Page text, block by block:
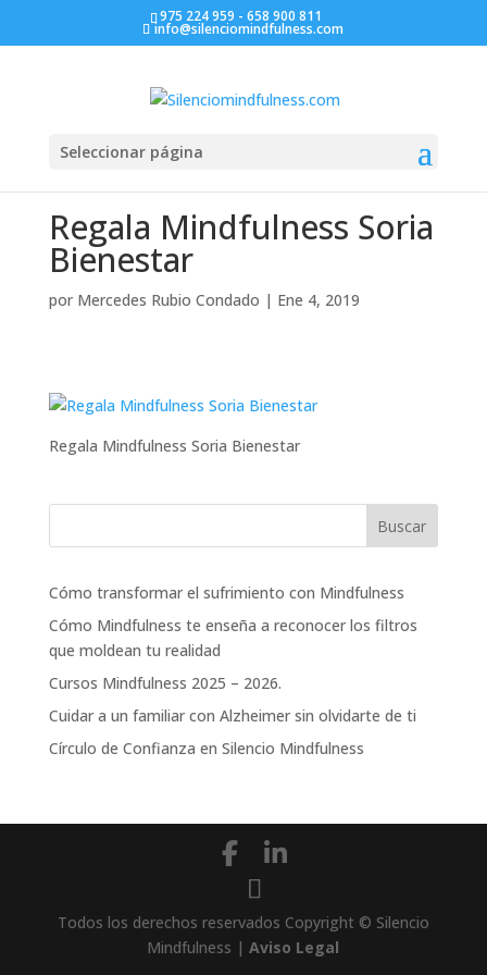
975 224 959 - 658 900 811
info@silenciomindfulness.com
Seleccionar página
Regala Mindfulness Soria
Bienestar
por Mercedes Rubio Condado | Ene 4, 2019
Regala Mindfulness Soria Bienestar
Cómo transformar el sufrimiento con Mindfulness
Cómo Mindfulness te enseña a reconocer los filtros
que moldean tu realidad
Cursos Mindfulness 2025 – 2026.
Cuidar a un familiar con Alzheimer sin olvidarte de ti
Círculo de Confianza en Silencio Mindfulness
Todos los derechos reservados Copyright © Silencio
Mindfulness |Aviso Legal